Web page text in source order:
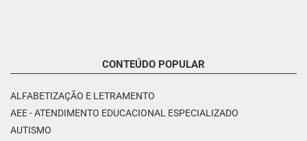
CONTEÚDO POPULAR
ALFABETIZAÇÃO E LETRAMENTO
AEE - ATENDIMENTO EDUCACIONAL ESPECIALIZADO
AUTISMO